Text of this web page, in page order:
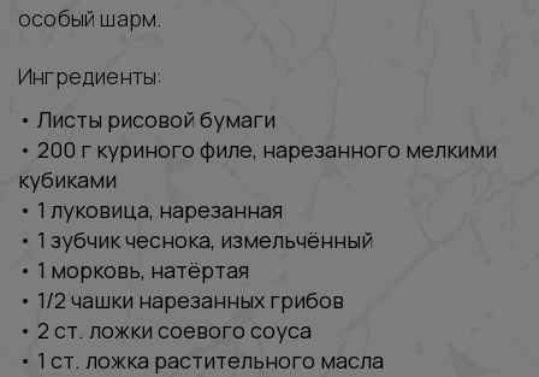
особый шарм.
Ингредиенты:
‭• Листы рисовой бумаги
‭• 200 г куриного филе, нарезанного мелкими
кубиками
‭• 1 луковица, нарезанная
‭• 1 зубчик чеснока, измельчённый
‭• 1 морковь, натёртая
‭• 1/2 чашки нарезанных грибов
‭• 2 ст. ложки соевого соуса
‭• 1 ст. ложка растительного масла